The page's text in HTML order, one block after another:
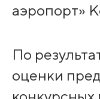
аэропорт»
По
оценки